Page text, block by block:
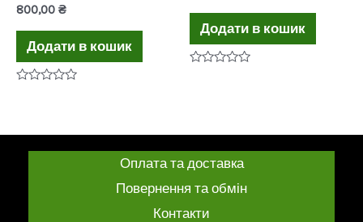
800,00 ₴
Додати в кошик
5
Додати в кошик
Оплата та доставка
Повернення та обмін
Контакти